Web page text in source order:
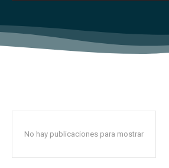
No hay publicaciones para mostrar